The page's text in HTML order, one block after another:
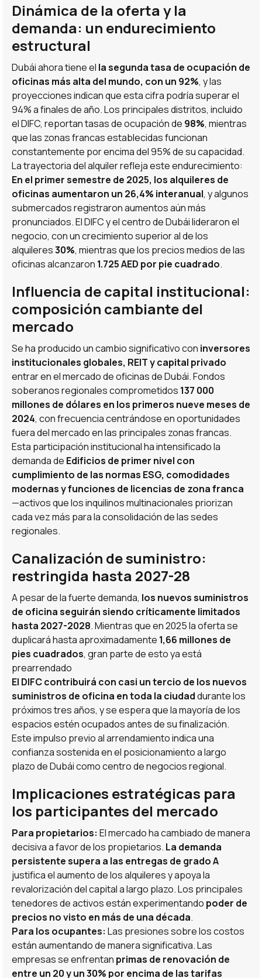
Dinámica de la oferta y la
demanda: un endurecimiento
estructural
Dubái ahora tiene el la segunda tasa de ocupación de
oficinas más alta del mundo, con un 92%, y las
proyecciones indican que esta cifra podría superar el
94% a finales de año. Los principales distritos, incluido
el DIFC, reportan tasas de ocupación de 98%, mientras
que las zonas francas establecidas funcionan
constantemente por encima del 95% de su capacidad.
La trayectoria del alquiler refleja este endurecimiento:
En el primer semestre de 2025, los alquileres de
oficinas aumentaron un 26,4% interanual, y algunos
submercados registraron aumentos aún más
pronunciados. El DIFC y el centro de Dubái lideraron el
negocio, con un crecimiento superior al de los
alquileres30%, mientras que los precios medios de las
oficinas alcanzaron 1.725 AED por pie cuadrado.
Influencia de capital institucional:
composición cambiante del
mercado
Se ha producido un cambio significativo con inversores
institucionales globales, REIT y capital privado
entrar en el mercado de oficinas de Dubái. Fondos
soberanos regionales comprometidos 137 000
millones de dólares en los primeros nueve meses de
2024, con frecuencia centrándose en oportunidades
fuera del mercado en las principales zonas francas.
Esta participación institucional ha intensificado la
demanda de Edificios de primer nivel con
cumplimiento de las normas ESG, comodidades
modernas y funciones de licencias de zona franca
—activos que los inquilinos multinacionales priorizan
cada vez más para la consolidación de las sedes
regionales.
Canalización de suministro:
restringida hasta 2027-28
A pesar de la fuerte demanda, los nuevos suministros
de oficina seguirán siendo críticamente limitados
hasta 2027-2028. Mientras que en 2025 la oferta se
duplicará hasta aproximadamente 1,66 millones de
pies cuadrados, gran parte de esto ya está
prearrendado
El DIFC contribuirá con casi un tercio de los nuevos
suministros de oficina en toda la ciudaddurante los
próximos tres años, y se espera que la mayoría de los
espacios estén ocupados antes de su finalización.
Este impulso previo al arrendamiento indica una
confianza sostenida en el posicionamiento a largo
plazo de Dubái como centro de negocios regional.
Implicaciones estratégicas para
los participantes del mercado
Para propietarios: El mercado ha cambiado de manera
decisiva a favor de los propietarios. La demanda
persistente supera a las entregas de grado A
justifica el aumento de los alquileres y apoya la
revalorización del capital a largo plazo. Los principales
tenedores de activos están experimentando poder de
precios no visto en más de una década.
Para los ocupantes: Las presiones sobre los costos
están aumentando de manera significativa. Las
empresas se enfrentan primas de renovación de
entre un 20 y un 30% por encima de las tarifas